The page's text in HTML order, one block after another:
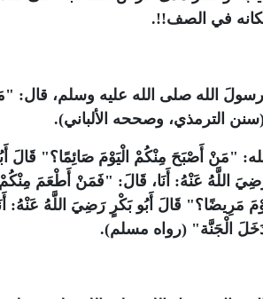
في الصف!!.
الله صلى الله عليه وسلم، قال:
الترمذي، وصححه الألباني).
"‏مَنْ أَصْبَحَ مِنْكُمْ الْيَوْمَ صَائِمًا؟" قَالَ
اللَّهُ عَنْهُ: ‏أَنَا، قَالَ: "فَمَنْ أَطْعَمَ
‏مَرِيضًا؟" قَالَ ‏‏أَبُو بَكْرٍ ‏رَضِيَ اللَّهُ عَنْهُ:
الْجَنَّة" (رواه مسلم).